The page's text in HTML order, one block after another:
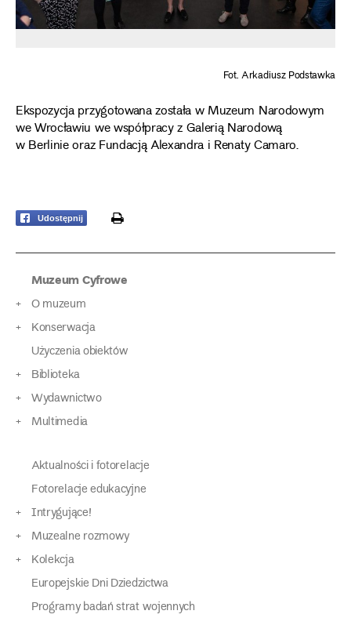
Fot. Arkadiusz Podstawka
Ekspozycja przygotowana została w Muzeum Narodowym
we Wrocławiu we współpracy z Galerią Narodową
w Berlinie oraz Fundacją Alexandra i Renaty Camaro.
Udostępnij print
Muzeum Cyfrowe
O muzeum
Konserwacja
Użyczenia obiektów
Biblioteka
Wydawnictwo
Multimedia
Aktualności i fotorelacje
Fotorelacje edukacyjne
Intrygujące!
Muzealne rozmowy
Kolekcja
Europejskie Dni Dziedzictwa
Programy badań strat wojennych